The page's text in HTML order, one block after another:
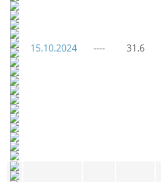
15.10.2024 ---- 31.6